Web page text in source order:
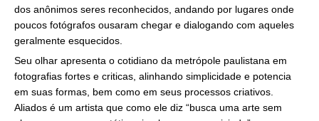
dos anônimos seres reconhecidos, andando por lugares onde
poucos fotógrafos ousaram chegar e dialogando com aqueles
geralmente esquecidos.
Seu olhar apresenta o cotidiano da metrópole paulistana em
fotografias fortes e criticas, alinhando simplicidade e potencia
em suas formas, bem como em seus processos criativos.
Aliados é um artista que como ele diz “busca uma arte sem